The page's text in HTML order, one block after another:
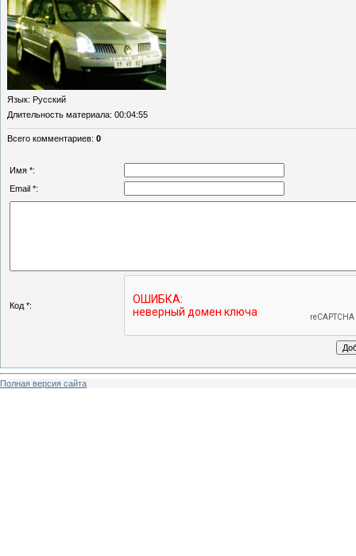
Язык: Русский
Длительность материала: 00:04:55
Всего комментариев: 0
Имя *:
Email *:
Код *:
Полная версия сайта